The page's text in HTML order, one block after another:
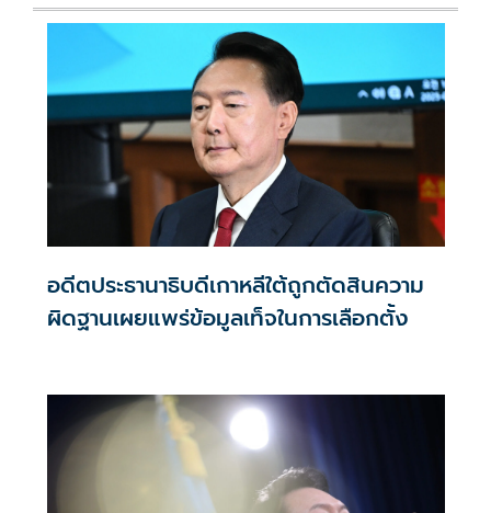
อดีตประธานาธิบดีเกาหลีใต้ถูกตัดสินความ
ผิดฐานเผยแพร่ข้อมูลเท็จในการเลือกตั้ง